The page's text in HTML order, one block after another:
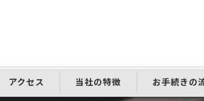
アクセス 当社の特徴 お手続きの